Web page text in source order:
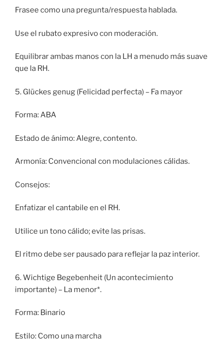
Frasee como una pregunta/respuesta hablada.
Use el rubato expresivo con moderación.
Equilibrar ambas manos con la LH a menudo más suave
que la RH.
5. Glückes genug (Felicidad perfecta) – Fa mayor
Forma: ABA
Estado de ánimo: Alegre, contento.
Armonía: Convencional con modulaciones cálidas.
Consejos:
Enfatizar el cantabile en el RH.
Utilice un tono cálido; evite las prisas.
El ritmo debe ser pausado para reflejar la paz interior.
6. Wichtige Begebenheit (Un acontecimiento
importante) – La menor*.
Forma: Binario
Estilo: Como una marcha